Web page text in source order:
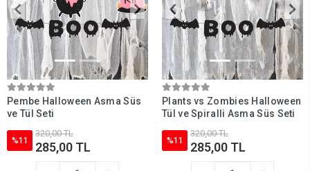
Pembe Halloween Asma Süs
ve Tül Seti
%11
320,00 TL
285,00 TL
Plants vs Zombies Halloween
Tül ve Spiralli Asma Süs Seti
%11
320,00 TL
285,00 TL